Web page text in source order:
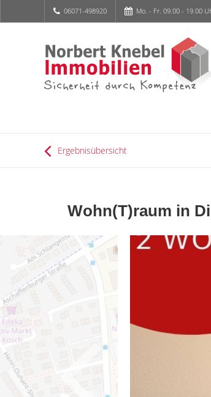
06071-498920 Mo. - Fr. 09.00 - 19.00
Ergebnisübersicht
Wohn(T)raum in